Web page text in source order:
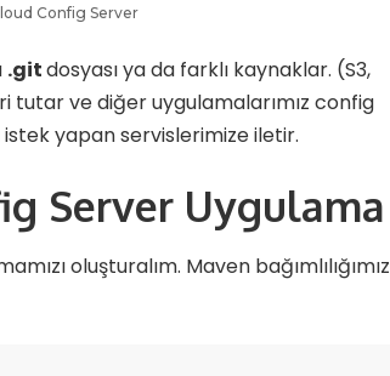
Config Server
.gitdosyası ya da farklı kaynaklar. (S3,
tutar ve diğer uygulamalarımız config
yapan servislerimize iletir.
Server Uygulama
oluşturalım. Maven bağımlılığımız